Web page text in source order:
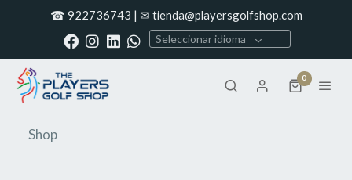
☎ 922736743 | ✉ tienda@playersgolfshop.com
Seleccionar idioma
0
Shop